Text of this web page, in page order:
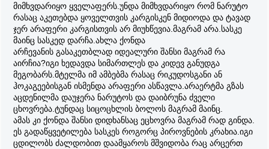
მიმხვდარიყო ყველაფერს.უნდა მიმხვდარიყო რომ ნარუტო
რასაც აკეთებდა ყოველთვის კარგისკენ მიდიოდა და ტავად
ჯერ არაფერი კარგისთვის არ მიუხწევია.მაგრამ არა.სასკე
მაინც სასკედ დარჩა.ახლა ქონდა
არჩევანის გასაკეთბლად იდეალური შანსი მაგრამ რა
აირჩია?იგი ხედავდა სიმართლეს და კიდევ განუდგა
მეგობარს.მტელმა იმ ამბებმა რასაც რიკუდოსგანი ან
ჰოკაგეებისგან ისმენდა არაფერი ასწავლა.არაერტმა გზას
აცდენილმა დაუჯერა ნარუტოს და დაიბრუნა ძველი
ცხოვრება.ტუნდაც სიცოცხლის ბოლოს მაგრამ მაინც.
ამას კი ქონდა შანსი დიდხანსაც ეცხოვრა მაგრამ რად გინდა.
ეს გადაწყვეტილება სასკეს როგორც პიროვნების კრახია.იგი
ცდილობს ძალდობით დაამყაროს მშვიდობა რაც არცერთ